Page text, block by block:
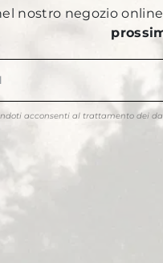
nostro negozio
acconsenti al trattamento dei